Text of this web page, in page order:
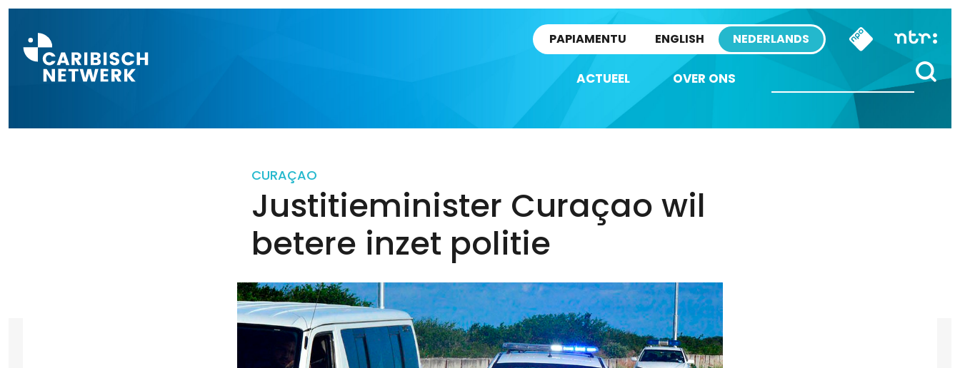
PAPIAMENTU ENGLISH NEDERLANDS
ACTUEEL OVER ONS
CURAÇAO
Justitieminister Curaçao wil
betere inzet politie